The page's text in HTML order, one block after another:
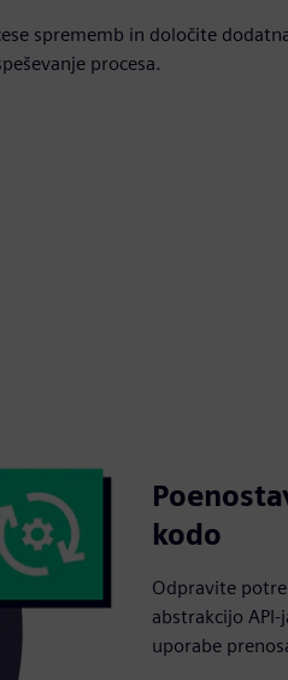
sprememb in določite
procesa.
kodo
Odpravite
abstrakcijo
uporabe